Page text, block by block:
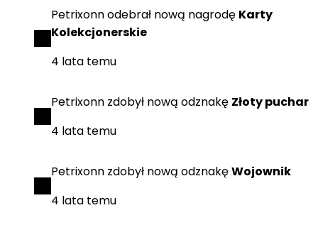
Petrixonnodebrał nową nagrodę Karty
Kolekcjonerskie
4 lata temu
Petrixonn zdobył nową odznakę Złoty puchar
4 lata temu
Petrixonn zdobył nową odznakęWojownik
4 lata temu